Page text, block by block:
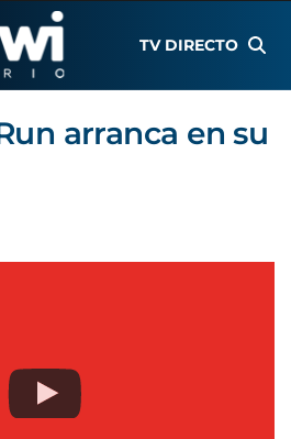
TV DIRECTO
arranca en su